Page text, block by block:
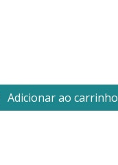
Adicionar ao carrinho